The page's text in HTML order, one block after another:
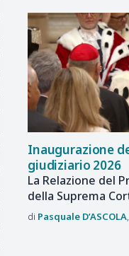
Inaugurazione
giudiziario 2026
La Relazione del
della Suprema
Pasquale D’ASCOLA